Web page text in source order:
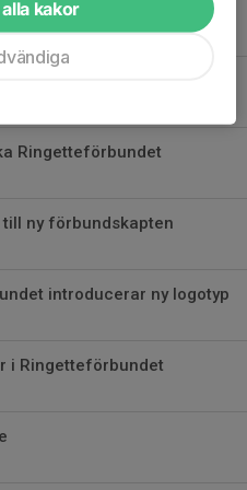
Ringetteförbundet
ny förbundskapten
introducerar ny logotyp
i Ringetteförbundet
kakor